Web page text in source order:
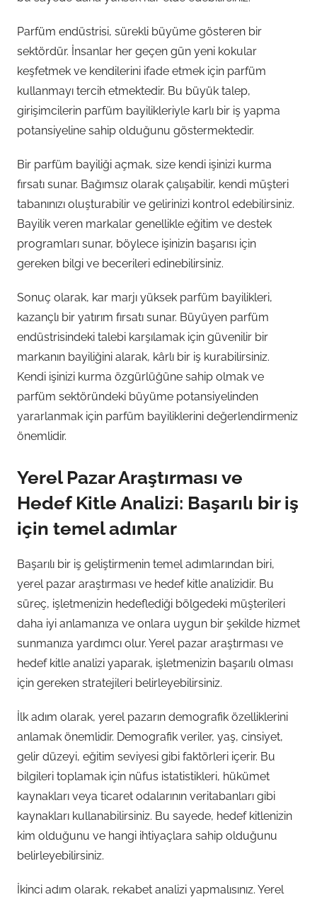
Parfüm endüstrisi, sürekli büyüme gösteren bir
sektördür. İnsanlar her geçen gün yeni kokular
keşfetmek ve kendilerini ifade etmek için parfüm
kullanmayı tercih etmektedir. Bu büyük talep,
girişimcilerin parfüm bayilikleriyle karlı bir iş yapma
potansiyeline sahip olduğunu göstermektedir.
Bir parfüm bayiliği açmak, size kendi işinizi kurma
fırsatı sunar. Bağımsız olarak çalışabilir, kendi müşteri
tabanınızı oluşturabilir ve gelirinizi kontrol edebilirsiniz.
Bayilik veren markalar genellikle eğitim ve destek
programları sunar, böylece işinizin başarısı için
gereken bilgi ve becerileri edinebilirsiniz.
Sonuç olarak, kar marjı yüksek parfüm bayilikleri,
kazançlı bir yatırım fırsatı sunar. Büyüyen parfüm
endüstrisindeki talebi karşılamak için güvenilir bir
markanın bayiliğini alarak, kârlı bir iş kurabilirsiniz.
Kendi işinizi kurma özgürlüğüne sahip olmak ve
parfüm sektöründeki büyüme potansiyelinden
yararlanmak için parfüm bayiliklerini değerlendirmeniz
önemlidir.
Yerel Pazar Araştırması ve
Hedef Kitle Analizi: Başarılı bir iş
için temel adımlar
Başarılı bir iş geliştirmenin temel adımlarından biri,
yerel pazar araştırması ve hedef kitle analizidir. Bu
süreç, işletmenizin hedeflediği bölgedeki müşterileri
daha iyi anlamanıza ve onlara uygun bir şekilde hizmet
sunmanıza yardımcı olur. Yerel pazar araştırması ve
hedef kitle analizi yaparak, işletmenizin başarılı olması
için gereken stratejileri belirleyebilirsiniz.
İlk adım olarak, yerel pazarın demografik özelliklerini
anlamak önemlidir. Demografik veriler, yaş, cinsiyet,
gelir düzeyi, eğitim seviyesi gibi faktörleri içerir. Bu
bilgileri toplamak için nüfus istatistikleri, hükümet
kaynakları veya ticaret odalarının veritabanları gibi
kaynakları kullanabilirsiniz. Bu sayede, hedef kitlenizin
kim olduğunu ve hangi ihtiyaçlara sahip olduğunu
belirleyebilirsiniz.
İkinci adım olarak, rekabet analizi yapmalısınız. Yerel